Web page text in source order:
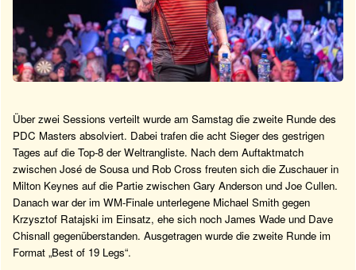
Über zwei Sessions verteilt wurde am Samstag die zweite Runde des
PDC Masters absolviert. Dabei trafen die acht Sieger des gestrigen
Tages auf die Top-8 der Weltrangliste. Nach dem Auftaktmatch
zwischen José de Sousa und Rob Cross freuten sich die Zuschauer in
Milton Keynes auf die Partie zwischen Gary Anderson und Joe Cullen.
Danach war der im WM-Finale unterlegene Michael Smith gegen
Krzysztof Ratajski im Einsatz, ehe sich noch James Wade und Dave
Chisnall gegenüberstanden. Ausgetragen wurde die zweite Runde im
Format „Best of 19 Legs“.